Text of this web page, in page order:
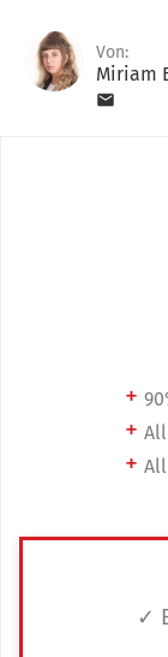
Von:
Miriam